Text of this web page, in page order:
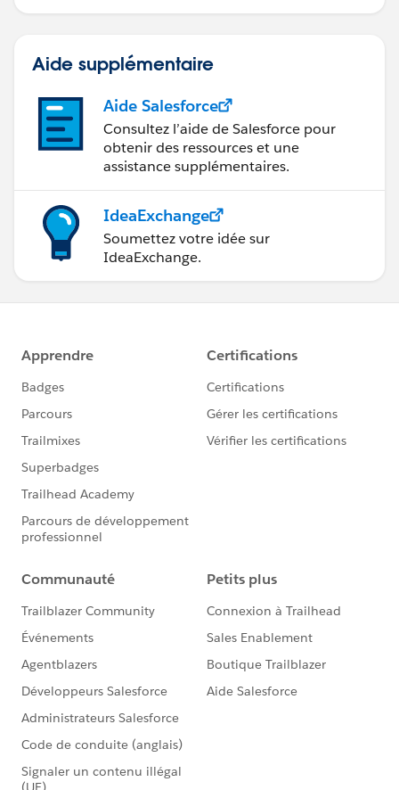
Aide supplémentaire
Aide Salesforce
Consultez l’aide de Salesforce pour
obtenir des ressources et une
assistance supplémentaires.
IdeaExchange
Soumettez votre idée sur
IdeaExchange.